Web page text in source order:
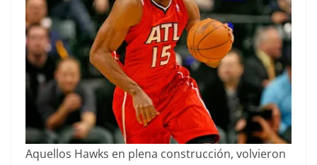
Aquellos Hawks en plena construcción, volvieron